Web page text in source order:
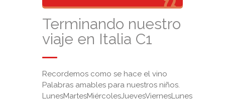
Terminando nuestro
viaje en Italia C1
Recordemos como se hace el vino
Palabras amables para nuestros niños.
LunesMartesMiércolesJuevesViernesLunes